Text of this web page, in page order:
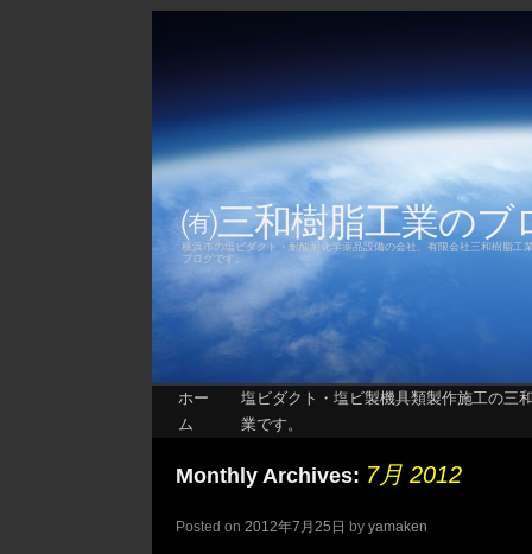
㈲三和樹脂工業の
横浜市の塩ビダクト・耐酸耐化学薬品設備の会社、有限会社三和樹脂工
ブログです。
ホー
ム
塩ビダクト・塩ビ製機具類製作施工の三
業です。
Monthly Archives: 7月 2012
Posted on 2012年7月25日 by yamaken